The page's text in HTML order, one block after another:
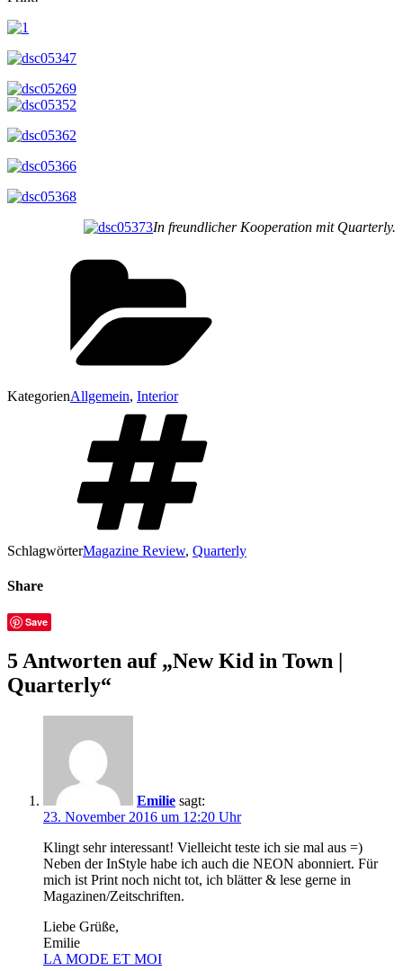
In freundlicher Kooperation mit Quarterly.
KategorienAllgemein, Interior
SchlagwörterMagazine Review, Quarterly
Share
Save
5 Antworten auf „New Kid in Town |
Quarterly“
Emilie sagt:
23. November 2016 um 12:20 Uhr
Klingt sehr interessant! Vielleicht teste ich sie mal aus =)
Neben der InStyle habe ich auch die NEON abonniert. Für
mich ist Print noch nicht tot, ich blätter & lese gerne in
Magazinen/Zeitschriften.
Liebe Grüße,
Emilie
LA MODE ET MOI